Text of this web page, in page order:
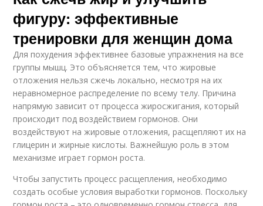
фигуру: эффективные
тренировки для женщин дома
Для похудения эффективнее базовые упражнения на все
группы мышц. Это объясняется тем, что жировые
отложения нельзя сжечь локально, несмотря на их
неравномерное распределение по всему телу. Причина
напрямую зависит от процесса жиросжигания, который
происходит под воздействием гормонов. Они
воздействуют на жировые отложения, расщепляют их на
глицерин и жирные кислоты. Важнейшую роль в этом
механизме играет гормон роста.
Чтобы запустить процесс расщепления, необходимо
создать особые условия выработки гормонов. Поскольку